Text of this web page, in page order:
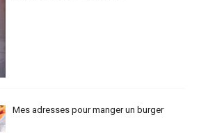
Mes adresses pour manger un burger